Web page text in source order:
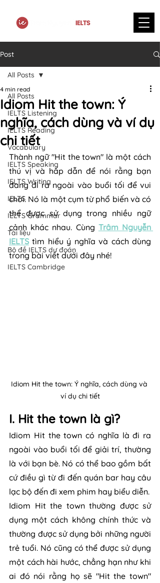
Post
All Posts
IELTS Listening
IELTS Reading
Vocabulary
IELTS Speaking
IELTS Writing
IELTS
IELTS Grammar
Tài liệu
Bộ đề IELTS dự đoán
IELTS Cambridge
All Posts
Idiom Hit the town: Ý
nghĩa, cách dùng và ví dụ
chi tiết
4 min read
Thành ngữ "Hit the town" là một cách
thú vị và hấp dẫn để nói rằng bạn
đang đi ra ngoài vào buổi tối để vui
chơi. Nó là một cụm từ phổ biến và có
thể được sử dụng trong nhiều ngữ
cảnh khác nhau. Cùng Trâm Nguyễn
IELTS tìm hiểu ý nghĩa và cách dùng
trong bài viết dưới đây nhé!
Idiom Hit the town: Ý nghĩa, cách dùng và
ví dụ chi tiết
I. Hit the town là gì?
Idiom Hit the town có nghĩa là đi ra
ngoài vào buổi tối để giải trí, thường
là với bạn bè. Nó có thể bao gồm bất
cứ điều gì từ đi đến quán bar hay câu
lạc bộ đến đi xem phim hay biểu diễn.
Idiom Hit the town thường được sử
dụng một cách không chính thức và
thường được sử dụng bởi những người
trẻ tuổi. Nó cũng có thể được sử dụng
một cách hài hước, chẳng hạn như khi
ai đó nói rằng họ sẽ "Hit the town"